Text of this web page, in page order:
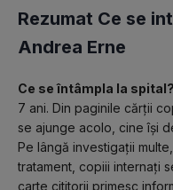
Rezumat Ce se
Andrea Erne
Ce se întâmpla la spital?
7 ani. Din paginile cărții
se ajunge acolo, cine își
Pe lângă investigații
tratament, copiii internați
carte cititorii primesc